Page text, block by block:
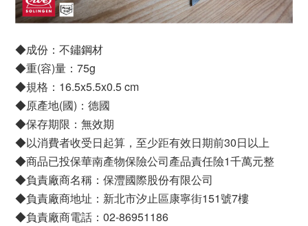
◆成份：不鏽鋼材
◆重(容)量：75g
◆規格：16.5x5.5x0.5 cm
◆原產地(國)：德國
◆保存期限：無效期
◆以消費者收受日起算，至少距有效日期前30日以上
◆商品已投保華南產物保險公司產品責任險1千萬元整
◆負責廠商名稱：保灃國際股份有限公司
◆負責廠商地址：新北市汐止區康寧街151號7樓
◆負責廠商電話：02-86951186